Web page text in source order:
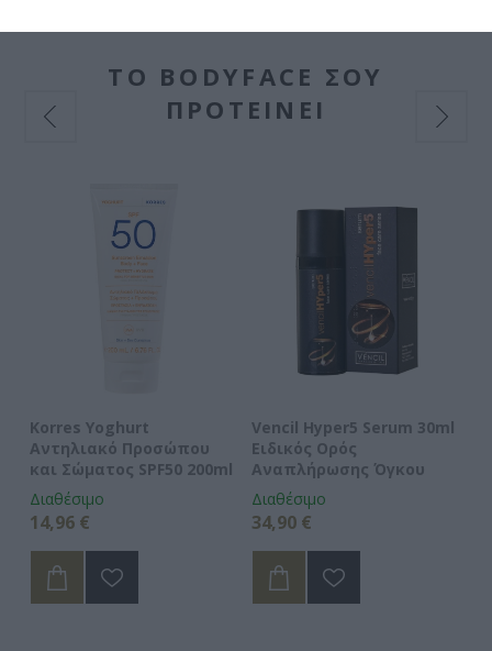
ΤΟ BODYFACE ΣΟΥ
ΠΡΟΤΕΙΝΕΙ
Korres Yoghurt
Αντηλιακό Προσώπου
και Σώματος SPF50 200ml
Διαθέσιμο
14,96 €
Vencil Hyper5 Serum 30ml
Ειδικός Ορός
Αναπλήρωσης Όγκου
Διαθέσιμο
34,90 €